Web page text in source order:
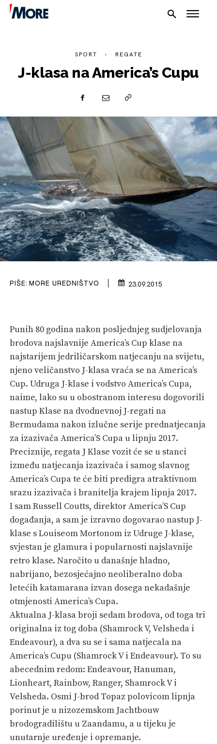
SPORT
PLOVILA
PLOVIDBA
SPIZA
VELIKE PRIČE
PRETPLATA
SHOP
SPORT REGATE
J-klasa na America’s Cupu
PIŠE: MORE UREDNIŠTVO 23.09.2015
Punih 80 godina nakon posljednjeg sudjelovanja
brodova najslavnije America’s Cup klase na
najstarijem jedriličarskom natjecanju na svijetu,
njeno veličanstvo J-klasa vraća se na America’s
Cup. Udruga J-klase i vodstvo America’s Cupa,
naime, lako su u obostranom interesu dogovorili
nastup Klase na dvodnevnoj J-regati na
Bermudama nakon izlučne serije prednatjecanja
za izazivača America’S Cupa u lipnju 2017.
Preciznije, regata J Klase vozit će se u stanci
između natjecanja izazivača i samog slavnog
America’s Cupa te će biti predigra atraktivnom
srazu izazivača i branitelja krajem lipnja 2017.
I sam Russell Coutts, direktor America’S Cup
događanja, a sam je izravno dogovarao nastup J-
klase s Louiseom Mortonom iz Udruge J-klase,
svjestan je glamura i popularnosti najslavnije
retro klase. Naročito u današnje hladno,
nabrijano, bezosjećajno neoliberalno doba
letećih katamarana izvan dosega nekadašnje
otmjenosti America’s Cupa.
Aktualna J-klasa broji sedam brodova, od toga tri
originalna iz tog doba (Shamrock V, Velsheda i
Endeavour), a dva su se i sama natjecala na
America’s Cupu (Shamrock V i Endeavour). To su
abecednim redom: Endeavour, Hanuman,
Lionheart, Rainbow, Ranger, Shamrock V i
Velsheda. Osmi J-brod Topaz polovicom lipnja
porinut je u nizozemskom Jachtbouw
brodogradilištu u Zaandamu, a u tijeku je
unutarnje uređenje i opremanje.